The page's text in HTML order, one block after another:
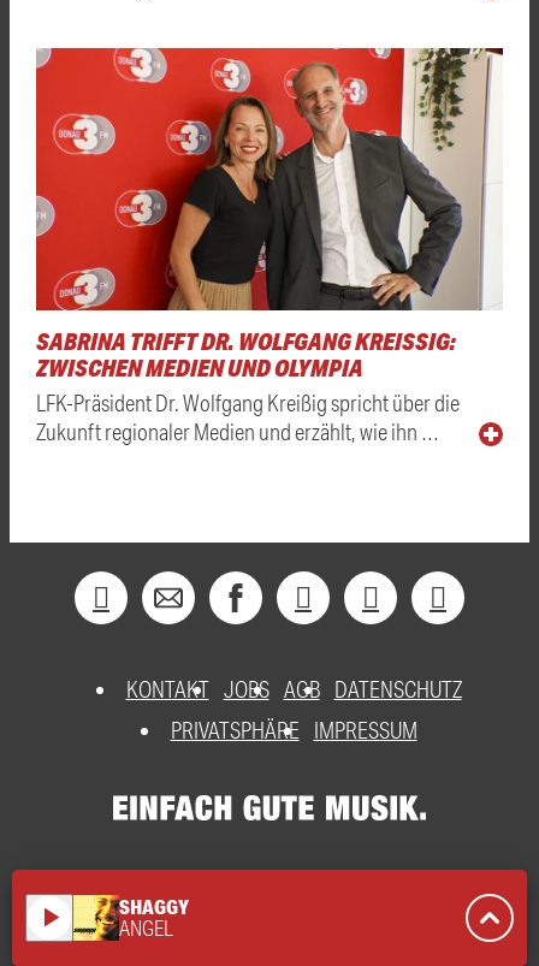
SABRINA TRIFFT DR. WOLFGANG KREISSIG: Z
WISCHEN MEDIEN UND OLYMPIA
LFK-Präsident Dr. Wolfgang Kreißig spricht über die
Zukunft regionaler Medien und erzählt, wie ihn …
KONTAKT JOBS AGB DATENSCHUTZ
PRIVATSPHÄRE
IMPRESSUM
play_arrow SHAGGY
ANGEL